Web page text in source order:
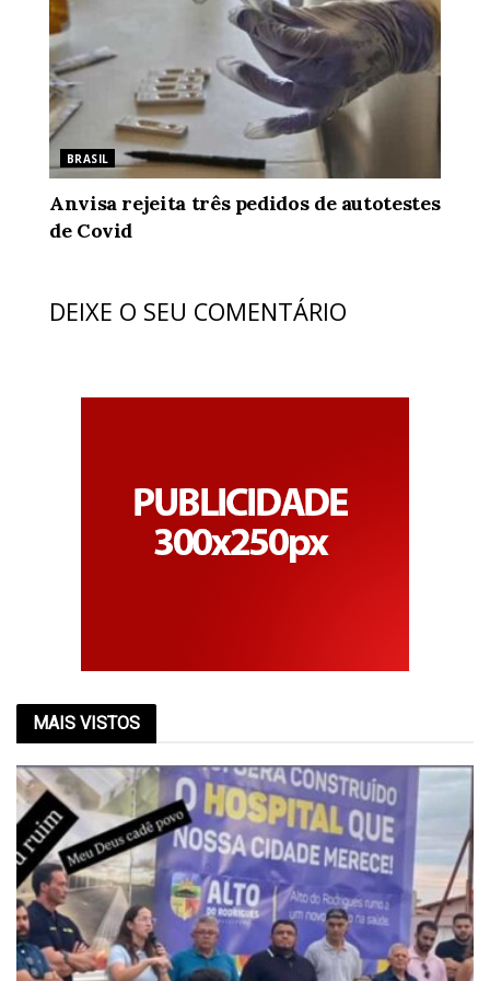
BRASIL
Anvisa rejeita três pedidos de autotestes
de Covid
DEIXE O SEU COMENTÁRIO
MAIS VISTOS